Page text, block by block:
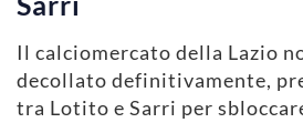
Il calciomercato della Lazio
decollato definitivamente,
tra Lotito e Sarri per